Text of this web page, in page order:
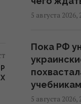
спасает
Путин
действия
5 августа 2026,
Пока РФ
5 августа 2026,